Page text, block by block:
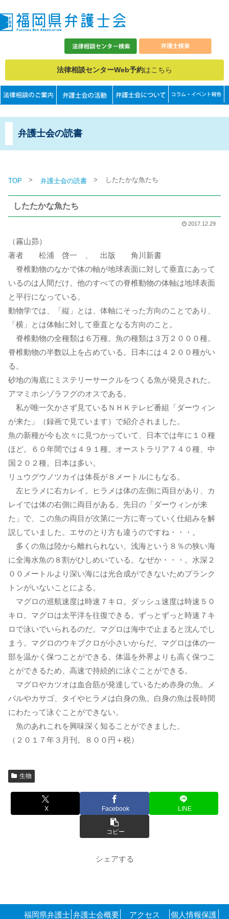
法律相談センターWeb予約はこちら
弁護士会の読書
TOP > 弁護士会の読書 > したたかな魚たち
したたかな魚たち
2017.12.29
（霧山昴）
著者 松浦 啓一 、 出版 角川新書
脊椎動物のなかで体の軸が地球表面に対して垂直にあって
いるのは人間だけ。他のすべての脊椎動物の体軸は地球表面
と平行になっている。
動物学では、「縦」とは、体軸にそった方向のことであり、
「横」とは体軸に対して垂直となる方向のこと。
脊椎動物の全種類は６万種。魚の種類は３万２０００種。
脊椎動物の半数以上を占めている。日本には４２００種がい
る。
砂地の海底にミステリーサークルをつくる魚が発見された。
アマミホシゾラフグのオスである。
私が唯一欠かさず見ているＮＨＫテレビ番組「ダーウィン
が来た」（録画で見ています）で紹介されました。
魚の新種が今も次々に見つかっていて、日本では年に１０種
ほど。６０年間では４９１種。オーストラリア７４０種、中
国２０２種。日本は多い。
リュウグウノツカイは体長が８メートルにもなる。
左ヒラメに右カレイ。ヒラメは体の左側に両目があり、カ
レイでは体の右側に両目がある。先日の「ダーウィンが来
た」で、この魚の両目が次第に一方に寄っていく仕組みを解
説していました。エサのとり方も違うのですね・・・。
多くの魚は陸から離れられない。浅海という８％の狭い海
に全海水魚の８割がひしめいている。なぜか・・・。水深２
００メートルより深い海には光合成ができないためプランク
トンがいないことによる。
マグロの巡航速度は時速７キロ。ダッシュ速度は時速５０
キロ。マグロは太平洋を往復できる。ずっとずっと時速７キ
ロで泳いでいられるのだ。マグロは海中で止まると沈んでし
まう。マグロのウキブクロが小さいからだ。マグロは体の一
部を温かく保つことができる。体温を外界よりも高く保つこ
とができるため、高速で持続的に泳ぐことができる。
マグロやカツオは血合筋が発達しているため赤身の魚。メ
バルやカサゴ、タイやヒラメは白身の魚。白身の魚は長時間
にわたって泳ぐことができない。
魚のあれこれを興味深く知ることができました。
（２０１７年３月刊。８００円＋税）
生物
X Facebook LINE
コピー
シェアする
福岡県弁護士 弁護士会概要 アクセス 個人情報保護